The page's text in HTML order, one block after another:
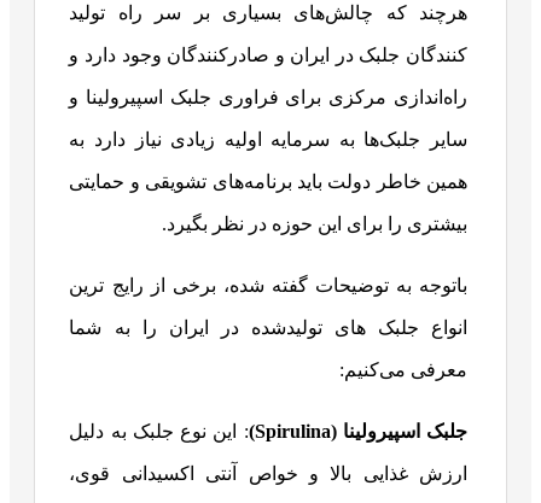
هرچند که چالش‌های بسیاری بر سر راه تولید
کنندگان جلبک در ایران و صادرکنندگان وجود دارد و
راه‌اندازی مرکزی برای فراوری جلبک اسپیرولینا و
سایر جلبک‌ها به سرمایه اولیه زیادی نیاز دارد به
همین خاطر دولت باید برنامه‌های تشویقی و حمایتی
بیشتری را برای این حوزه در نظر بگیرد.
باتوجه به توضیحات گفته شده، برخی از رایج ترین
انواع جلبک های تولیدشده در ایران را به شما
معرفی می‌کنیم:
جلبک اسپیرولینا (Spirulina
): این نوع جلبک به دلیل
ارزش غذایی بالا و خواص آنتی اکسیدانی قوی،